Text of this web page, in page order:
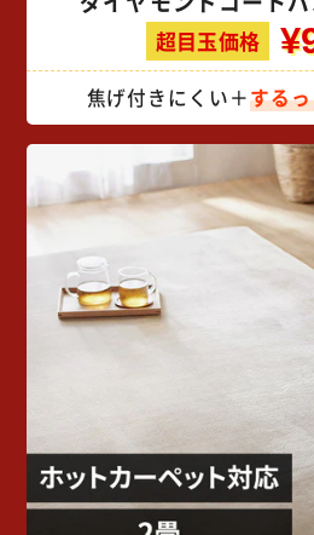
超目玉価格
焦げ付きにくい＋する